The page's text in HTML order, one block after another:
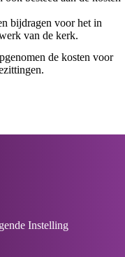
bijdragen voor het in
van de kerk.
de kosten voor
Instelling